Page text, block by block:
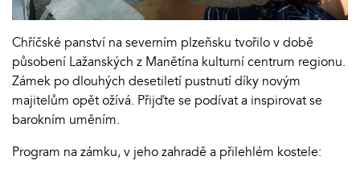
Chříčské panství na severním plzeňsku tvořilo v době
působení Lažanských z Manětína kulturní centrum regionu.
Zámek po dlouhých desetiletí pustnutí díky novým
majitelům opět ožívá. Přijďte se podívat a inspirovat se
barokním uměním.
Program na zámku, v jeho zahradě a přilehlém kostele: